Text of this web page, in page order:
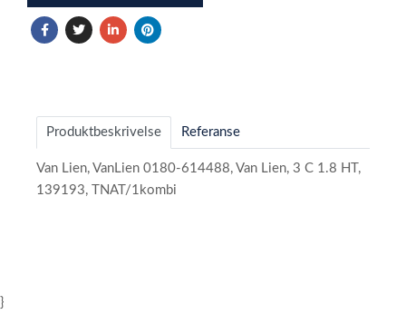
Produktbeskrivelse Referanse
Van Lien, VanLien 0180-614488, Van Lien, 3 C 1.8 HT,
139193, TNAT/1kombi
}